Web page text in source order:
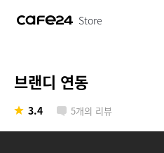
Store
브랜디 연동
3.4 5개의 리뷰